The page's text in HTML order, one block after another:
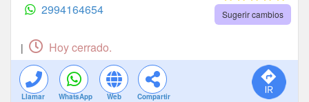
2994164654
Sugerir cambios
| Hoy cerrado.
Llamar WhatsApp Web Compartir